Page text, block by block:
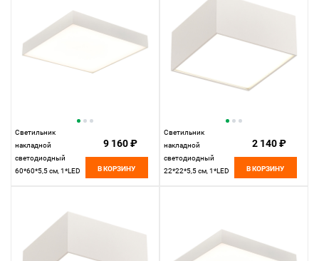
Светильник
накладной
светодиодный
60*60*5,5 см, 1*LED
9 160 ₽
В КОРЗИНУ
Светильник
накладной
светодиодный
22*22*5,5 см, 1*LED
2 140 ₽
В КОРЗИНУ